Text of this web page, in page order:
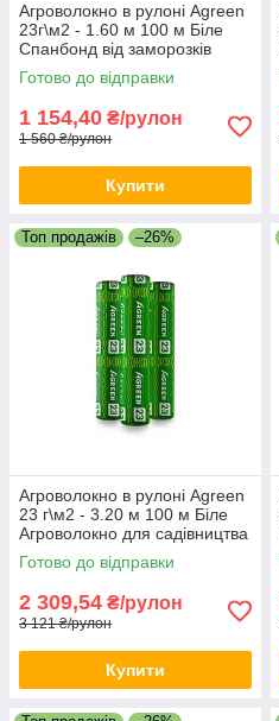
Агроволокно в рулоні Agreen
23г\м2 - 1.60 м 100 м Біле
Спанбонд від заморозків
Захисне агроволокно
Готово до відправки
1 154,40 ₴/рулон
1 560 ₴/рулон
Купити
Топ продажів –26%
Агроволокно в рулоні Agreen
23 г\м2 - 3.20 м 100 м Біле
Агроволокно для садівництва
Якісне агрополотно
Готово до відправки
2 309,54 ₴/рулон
3 121 ₴/рулон
Купити